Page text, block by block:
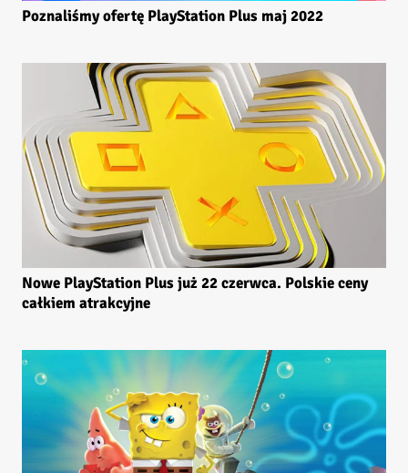
Poznaliśmy ofertę PlayStation Plus maj 2022
Nowe PlayStation Plus już 22 czerwca. Polskie ceny
całkiem atrakcyjne